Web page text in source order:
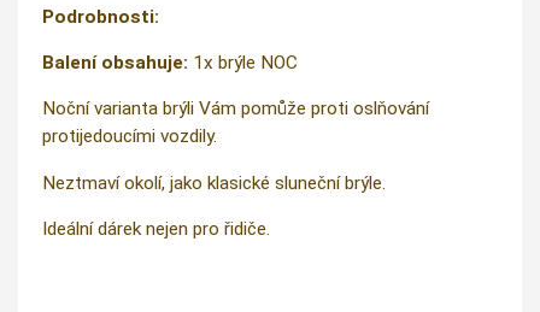
Podrobnosti:
Balení obsahuje: 1x brýle NOC
Noční varianta brýli Vám pomůže proti oslňování
protijedoucími vozdily.
Neztmaví okolí, jako klasické sluneční brýle.
Ideální dárek nejen pro řidiče.